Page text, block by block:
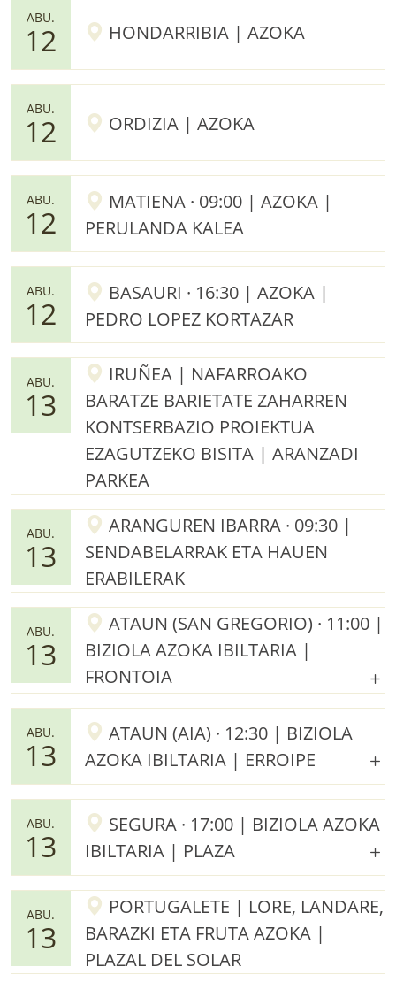
ABU.
12 HONDARRIBIA | AZOKA
ABU.
12 ORDIZIA | AZOKA
ABU.
12
MATIENA · 09:00 | AZOKA |
PERULANDA KALEA
ABU.
12
BASAURI · 16:30 | AZOKA |
PEDRO LOPEZ KORTAZAR
ABU.
13
IRUÑEA | NAFARROAKO
BARATZE BARIETATE ZAHARREN
KONTSERBAZIO PROIEKTUA
EZAGUTZEKO BISITA | ARANZADI
PARKEA
ABU.
13
ARANGUREN IBARRA · 09:30 |
SENDABELARRAK ETA HAUEN
ERABILERAK
ABU.
13
ATAUN (SAN GREGORIO) · 11:00 |
BIZIOLA AZOKA IBILTARIA |
FRONTOIA
ABU.
13
ATAUN (AIA) · 12:30 | BIZIOLA
AZOKA IBILTARIA | ERROIPE
ABU.
13
SEGURA · 17:00 | BIZIOLA AZOKA
IBILTARIA | PLAZA
ABU.
13
PORTUGALETE | LORE, LANDARE,
BARAZKI ETA FRUTA AZOKA |
PLAZAL DEL SOLAR